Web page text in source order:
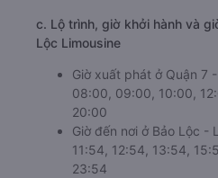
c. Lộ trình, giờ khởi hành và
Lộc Limousine
Giờ xuất phát ở Quận 7
08:00, 09:00, 10:00,
20:00
Giờ đến nơi ở Bảo Lộc -
11:54, 12:54, 13:54,
23:54